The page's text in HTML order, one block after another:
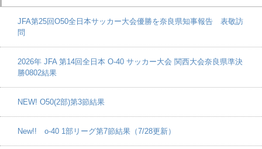
JFA第25回O50全日本サッカー大会優勝を奈良県知事報告 表敬訪
問
2026年 JFA 第14回全日本 O-40 サッカー大会 関西大会奈良県準決
勝0802結果
NEW! O50(2部)第3節結果
New!! o-40 1部リーグ第7節結果（7/28更新）